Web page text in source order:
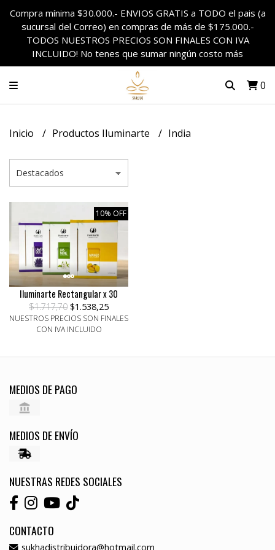
Compra mínima $30.000.- ENVIOS GRATIS a TODO el pais (a
sucursal del Correo) en compras de más de $175.000.-
TODOS NUESTROS PRECIOS SON FINALES CON IVA
INCLUIDO! No tenes que sumar ningún costo más
0
Inicio Productos Iluminarte India
10% OFF
Iluminarte Rectangular x 30
$1.717,70 $1.538,25
NUESTROS PRECIOS SON FINALES
CON IVA INCLUIDO
MEDIOS DE PAGO
MEDIOS DE ENVÍO
NUESTRAS REDES SOCIALES
CONTACTO
sukhadistribuidora@hotmail.com